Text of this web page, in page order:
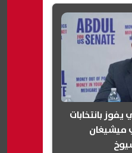
بانتخابات
ميشيغان